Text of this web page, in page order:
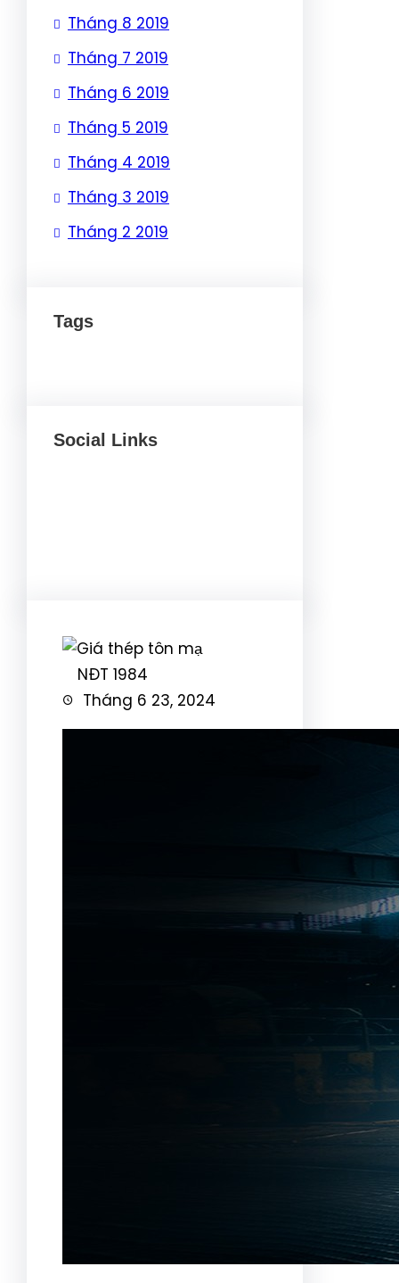
Tháng 8 2019
Tháng 7 2019
Tháng 6 2019
Tháng 5 2019
Tháng 4 2019
Tháng 3 2019
Tháng 2 2019
Tags
Social Links
NĐT 1984
Tháng 6 23, 2024